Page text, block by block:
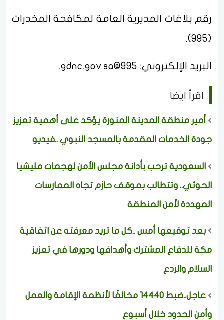
رقم بلاغات المديرية العامة لمكافحة المخدرات
(995).
البريد الإلكتروني: 995@gdnc.gov.sa
.
اقرأ ايضا
أمير منطقة المدينة المنورة يؤكد على أهمية تعزيز
جودة الخدمات المقدمة بالمسجد النبوي ..فيديو
السعودية ترحب بأدانة مجلس الأمن لهجمات مليشيا
الحوثي.. وتتطالب بموقف حازم تجاه الممارسات
المهددة لأمن المنطقة
بعد توقيعها أمس ..كل ما تريد معرفته عن اتفاقية
مكة للدفاع المشترك وأهدافها ودورها في تعزيز
السلام والردع
عاجل..ضبط 14440 مخالفًا لأنظمة الإقامة والعمل
وأمن الحدود خلال أسبوع